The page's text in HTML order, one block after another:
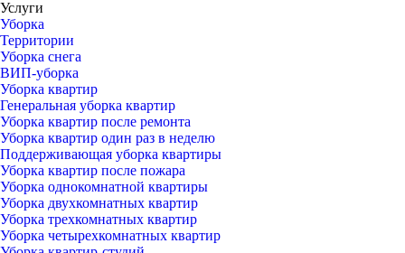
Услуги
Уборка
Территории
Уборка снега
ВИП-уборка
Уборка квартир
Генеральная уборка квартир
Уборка квартир после ремонта
Уборка квартир один раз в неделю
Поддерживающая уборка квартиры
Уборка квартир после пожара
Уборка однокомнатной квартиры
Уборка двухкомнатных квартир
Уборка трехкомнатных квартир
Уборка четырехкомнатных квартир